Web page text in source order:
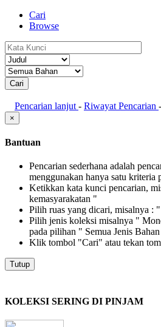
Cari
Browse
Pencarian lanjut - Riwayat Pencarian -
×
Bantuan
Pencarian sederhana adalah
menggunakan hanya satu kriteria
Ketikkan kata kunci pencarian,
kemasyarakatan "
Pilih ruas yang dicari, misalnya :
Pilih jenis koleksi misalnya "
pada pilihan " Semua Jenis
Klik tombol "Cari" atau tekan
Tutup
KOLEKSI SERING DI PINJAM